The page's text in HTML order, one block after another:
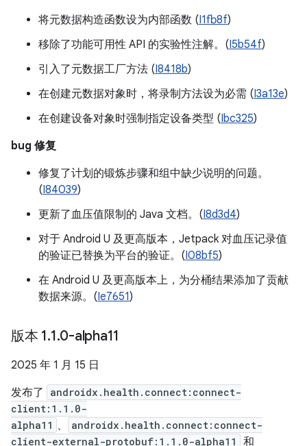
将元数据构造函数设为内部函数 (I1fb8f)
移除了功能可用性 API 的实验性注解。(I5b54f)
引入了元数据工厂方法 (I8418b)
在创建元数据对象时，将录制方法设为必需 (I3a13e)
在创建设备对象时强制指定设备类型 (Ibc325)
bug 修复
修复了计划的锻炼步骤和组中缺少说明的问题。
(I84039)
更新了血压值限制的 Java 文档。(I8d3d4)
对于 Android U 及更高版本，Jetpack 对血压记录值
的验证已替换为平台的验证。(I08bf5)
在 Android U 及更高版本上，为分桶结果添加了贡献
数据来源。(Ie7651)
版本 1.1.0-alpha11
2025 年 1 月 15 日
发布了
androidx.health.connect:connect-
client:1.1.0-
alpha11 、
androidx.health.connect:connect-
client-external-protobuf:1.1.0-alpha11
和